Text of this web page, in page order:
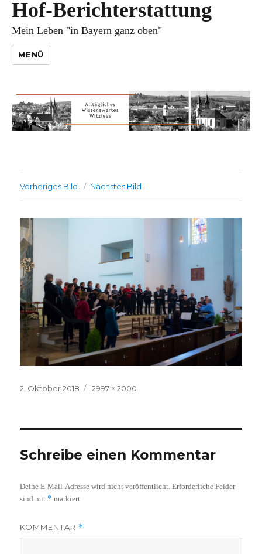
Hof-Berichterstattung
Mein Leben "in Bayern ganz oben"
MENÜ
Vorheriges Bild Nächstes Bild
Veröffentlicht
2. Oktober 2018
Volle
2997 × 2000
Schreibe einen Kommentar
Deine E-Mail-Adresse wird nicht veröffentlicht. Erforderliche Felder
sind mit * markiert
KOMMENTAR *